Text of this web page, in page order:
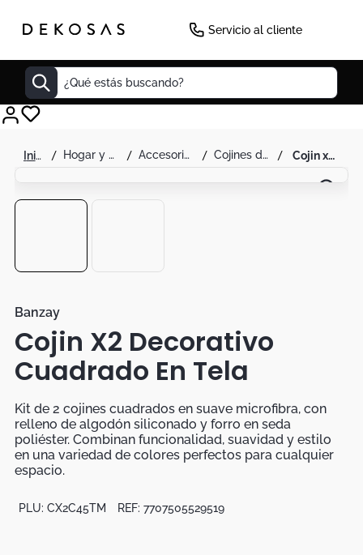
Servicio al cliente
¿Qué estás buscando?
hogar y decoración accesorios cojines decorativos cojin x2 decorativo cuadrado en tela
Banzay
Cojin X2 Decorativo
Cuadrado En Tela
Kit de 2 cojines cuadrados en suave microfibra, con
relleno de algodón siliconado y forro en seda
poliéster. Combinan funcionalidad, suavidad y estilo
en una variedad de colores perfectos para cualquier
espacio.
PLU: CX2C45TM REF: 7707505529519
Decoracion
Sillas
Duvet
Botas